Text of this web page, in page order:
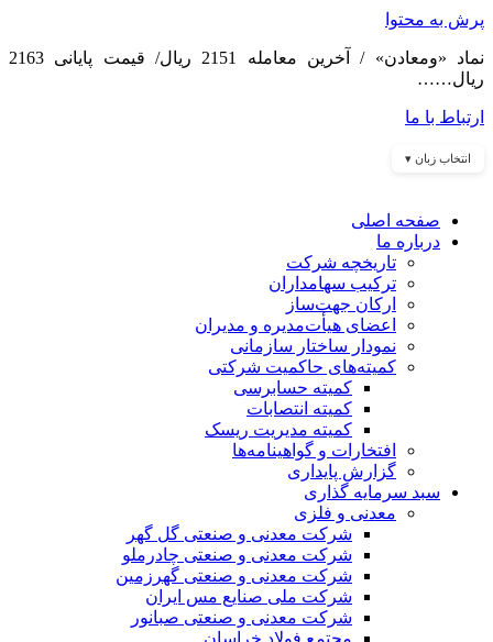
پرش به محتوا
نماد «ومعادن» / آخرین معامله 2151 ریال/ قیمت پایانی 2163
ریال……
ارتباط با ما
انتخاب زبان ▾
صفحه اصلی
درباره ما
تاریخچه شرکت
ترکیب سهامداران
ارکان جهت‌ساز
اعضای هیأت‌مدیره و مدیران
نمودار ساختار سازمانی
کمیته‌های حاکمیت شرکتی
کمیته حسابرسی
کمیته انتصابات
کمیته مدیریت ریسک
افتخارات و گواهینامه‌ها
گزارش پایداری
سبد سرمایه گذاری
معدنی و فلزی
شرکت معدنی و صنعتی گل گهر
شرکت معدنی و صنعتی چادرملو
شرکت معدنی و صنعتی گهرزمین
شرکت ملی صنایع مس ایران
شرکت معدنی و صنعتی صبانور
مجتمع فولاد خراسان